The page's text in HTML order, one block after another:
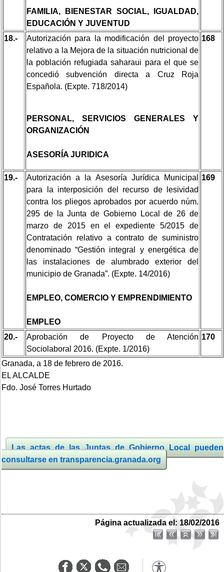
FAMILIA, BIENESTAR SOCIAL, IGUALDAD,
EDUCACIÓN Y JUVENTUD
18.-
Autorización para la modificación del proyecto
relativo a la Mejora de la situación nutricional de
la población refugiada saharaui para el que se
concedió subvención directa a Cruz Roja
Española. (Expte. 718/2014)
PERSONAL, SERVICIOS GENERALES Y
ORGANIZACIÓN
ASESORÍA JURIDICA
168
19.-
Autorización a la Asesoría Jurídica Municipal
para la interposición del recurso de lesividad
contra los pliegos aprobados por acuerdo núm.
295 de la Junta de Gobierno Local de 26 de
marzo de 2015 en el expediente 5/2015 de
Contratación relativo a contrato de suministro
denominado “Gestión integral y energética de
las instalaciones de alumbrado exterior del
municipio de Granada”. (Expte. 14/2016)
EMPLEO, COMERCIO Y EMPRENDIMIENTO
EMPLEO
169
20.-
Aprobación de Proyecto de Atención
Sociolaboral 2016. (Expte. 1/2016)
170
Granada, a 18 de febrero de 2016.
EL ALCALDE
Fdo. José Torres Hurtado
Las actas de las Juntas de Gobierno Local pueden
consultarse en transparencia.granada.org
Página actualizada el: 18/02/2016